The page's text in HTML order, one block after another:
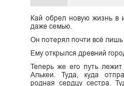
Кай обрел новую жизнь
даже семью.
Он потерял почти всё лишь
Ему открылся древний
Теперь же его путь
Алькеи. Туда, куда
родная сердцу сестра.